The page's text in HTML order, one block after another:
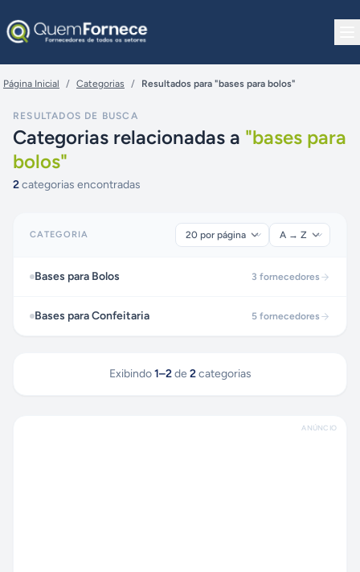
Página Inicial / Categorias / Resultados para "bases para bolos"
RESULTADOS DE BUSCA
Categorias relacionadas a "bases para
bolos"
2categorias encontradas
CATEGORIA
Bases para Bolos 3 fornecedores
Bases para Confeitaria 5 fornecedores
Exibindo 1–2 de 2 categorias
ANÚNCIO